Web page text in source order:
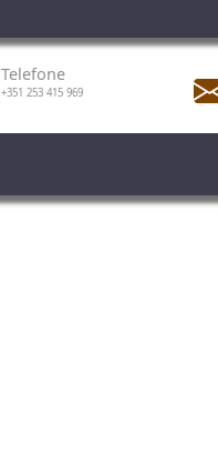
Telefone
+351 253 415 969